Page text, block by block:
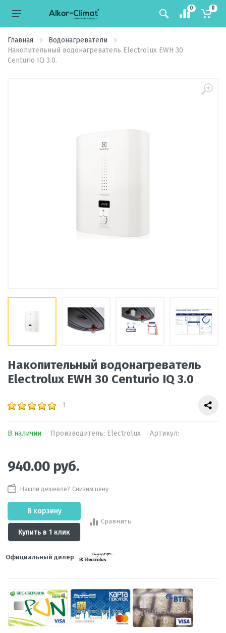
0 0
Главная
Водонагреватели
Накопительный водонагреватель Electrolux EWH 30
Centurio IQ 3.0.
Накопительный водонагреватель
Electrolux EWH 30 Centurio IQ 3.0
1
В наличии Производитель: Electrolux Артикул:
940.00руб.
Нашли дешевле? Снизим цену
В корзину
Купить в 1 клик
Сравнить
Официальный дилер